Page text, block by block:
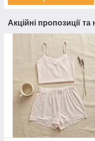
Акційні пропозиції